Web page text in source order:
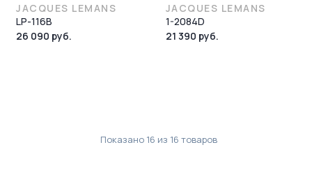
JACQUES LEMANS
LP-116B
26 090 руб.
JACQUES LEMANS
1-2084D
21 390 руб.
Показано 16 из 16 товаров